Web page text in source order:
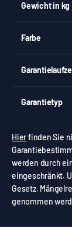
Gewicht in kg
Farbe
Garantietyp
Hierfinden Sie
werden durch
eingeschränkt.
Gesetz.
genommen